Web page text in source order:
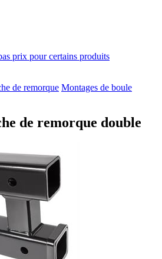
prix pour certains produits
de remorque Montages de boule
de remorque double